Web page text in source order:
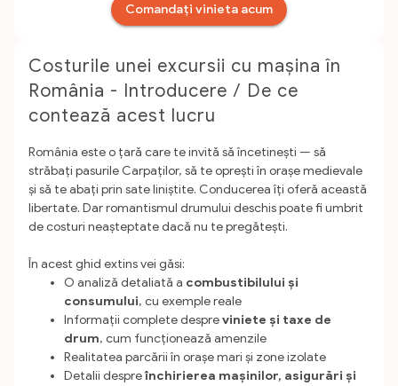
Comandați vinieta acum
Costurile unei excursii cu mașina în
România - Introducere / De ce
contează acest lucru
România este o țară care te invită să încetinești — să
străbați pasurile Carpaților, să te oprești în orașe medievale
și să te abați prin sate liniștite. Conducerea îți oferă această
libertate. Dar romantismul drumului deschis poate fi umbrit
de costuri neașteptate dacă nu te pregătești.
În acest ghid extins vei găsi:
O analiză detaliată a combustibilului și
consumului, cu exemple reale
Informații complete despreviniete și taxe de
drum, cum funcționează amenzile
Realitatea parcării în orașe mari și zone izolate
Detalii despreînchirierea mașinilor, asigurări și